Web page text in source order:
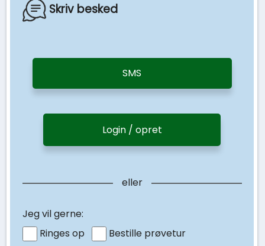
Skriv besked
SMS
Login / opret
eller
Jeg vil gerne:
Ringes op
Bestille prøvetur